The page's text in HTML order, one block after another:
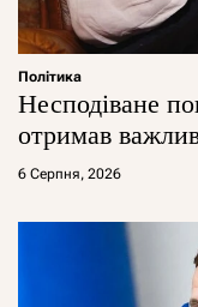
Політика
Несподіване
отримав
6 Серпня, 2026